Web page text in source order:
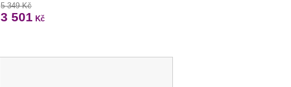
5 349 Kč
3 501 Kč